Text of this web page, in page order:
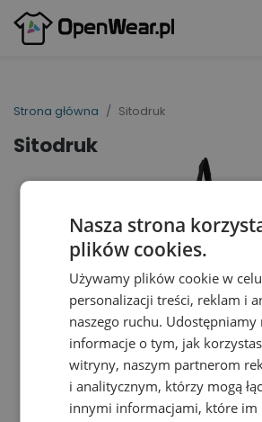
Strona główna Sitodruk
Sitodruk
Nasza strona
plików cookies.
Używamy plików cookie w celu
personalizacji treści, reklam i
naszego ruchu. Udostępniamy
informacje o tym, jak
witryny, naszym partnerom
i analitycznym, którzy mogą
innymi informacjami, które im